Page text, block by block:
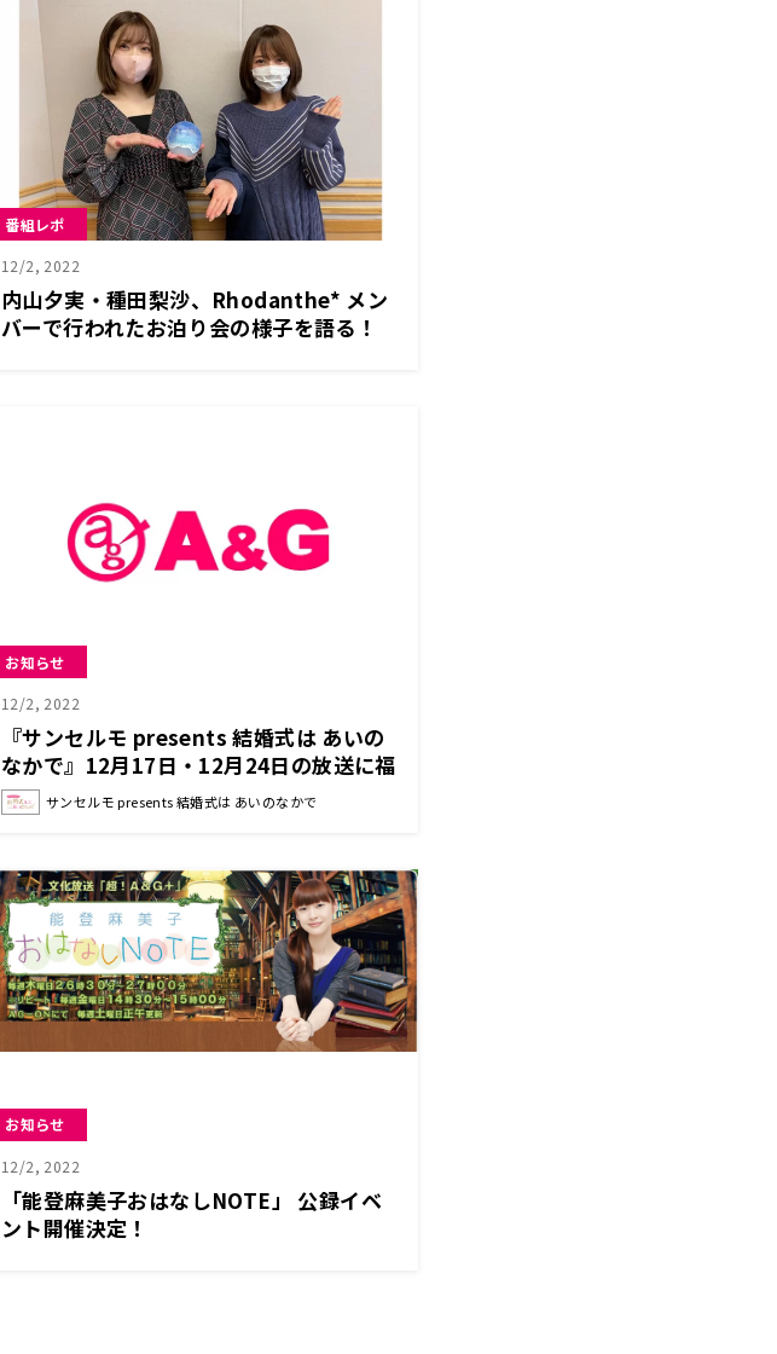
番組レポ
12/2, 2022
内山夕実・種田梨沙、Rhodanthe* メン
バーで行われたお泊り会の様子を語る！
お知らせ
12/2, 2022
『サンセルモ presents 結婚式は あいの
なかで』12月17日・12月24日の放送に福
原香織さんが着物姿でゲスト出演！
サンセルモ presents 結婚式は あいのなかで
お知らせ
12/2, 2022
「能登麻美子おはなしNOTE」 公録イベ
ント開催決定！